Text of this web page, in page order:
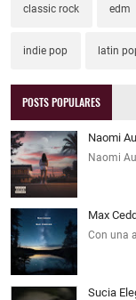
classic rock edm
indie pop latin
POSTS POPULARES
Naomi
Naomi
Max
Con una
Sucia